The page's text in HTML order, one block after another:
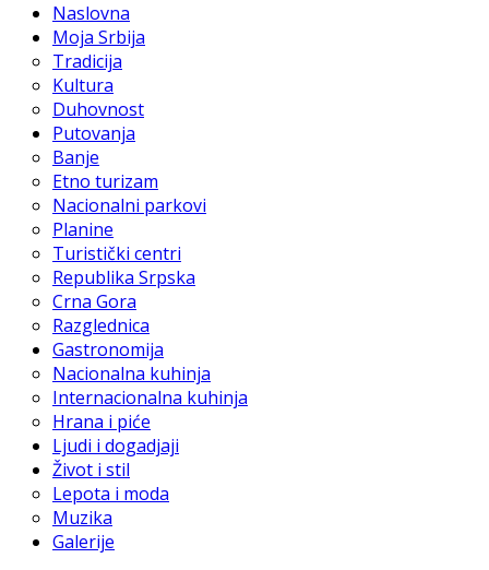
Naslovna
Moja Srbija
Tradicija
Kultura
Duhovnost
Putovanja
Banje
Etno turizam
Nacionalni parkovi
Planine
Turistički centri
Republika Srpska
Crna Gora
Razglednica
Gastronomija
Nacionalna kuhinja
Internacionalna kuhinja
Hrana i piće
Ljudi i dogadjaji
Život i stil
Lepota i moda
Muzika
Galerije